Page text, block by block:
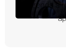
Aprenda a